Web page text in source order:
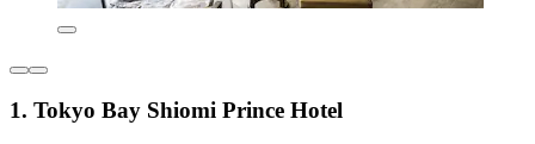
1. Tokyo Bay Shiomi Prince Hotel